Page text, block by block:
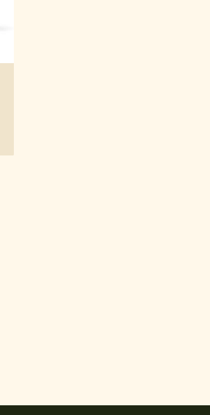
bombille – na zdjęciu jest jedna z możliwych.
zawiera